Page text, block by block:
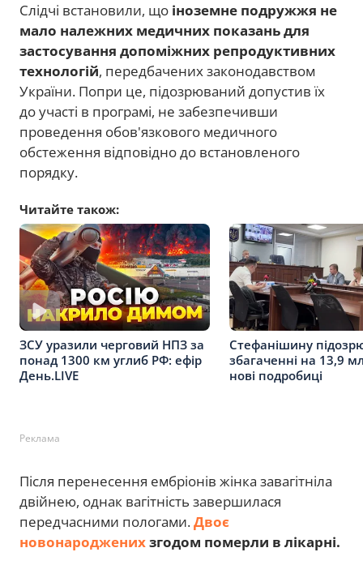
Слідчі встановили, що іноземне подружжя не
мало належних медичних показань для
застосування допоміжних репродуктивних
технологій, передбачених законодавством
України. Попри це, підозрюваний допустив їх
до участі в програмі, не забезпечивши
проведення обов'язкового медичного
обстеження відповідно до встановленого
порядку.
Читайте також:
ЗСУ уразили черговий НПЗ за
понад 1300 км углиб РФ: ефір
День.LIVE
Стефанішину
збагаченні на 13,9
нові подробиці
Реклама
Після перенесення ембріонів жінка завагітніла
двійнею, однак вагітність завершилася
передчасними пологами.Двоє
новонародженихзгодом померли в лікарні.